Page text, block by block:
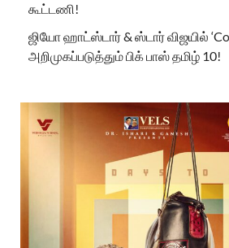
கூட்டணி!
ஜியோ ஹாட்ஸ்டார் & ஸ்டார் விஜயில்
அறிமுகப்படுத்தும் பிக் பாஸ் தமிழ் 10!